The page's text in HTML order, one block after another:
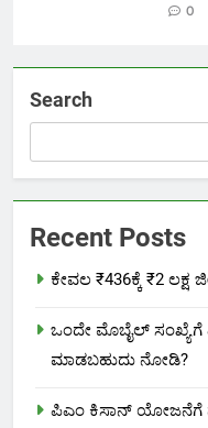
0
Search
Recent Posts
ಕೇವಲ ₹436ಕ್ಕೆ ₹2
ಒಂದೇ ಮೊಬೈಲ್
ಮಾಡಬಹುದು ನೋಡಿ?
ಪಿಎಂ ಕಿಸಾನ್ ಯೋಜನೆಗೆ